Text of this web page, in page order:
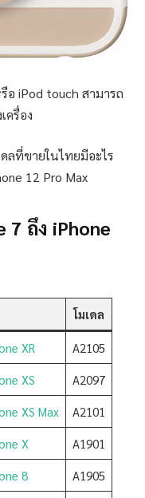
iPod touch สามารถ
ครื่อง
ลที่ขายในไทยมีอะไร
12 Pro Max
7 ถึง iPhone
โมเดล
XR A2105
XS A2097
XS Max A2101
X A1901
8 A1905